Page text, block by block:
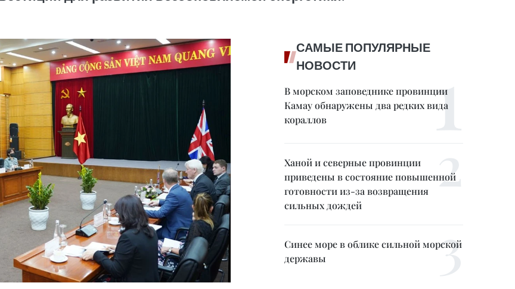
САМЫЕ ПОПУЛЯРНЫЕ
НОВОСТИ
В морском заповеднике провинции
Камау обнаружены два редких вида
кораллов
Ханой и северные провинции
приведены в состояние повышенной
готовности из-за возвращения
сильных дождей
Синее море в облике сильной морской
державы